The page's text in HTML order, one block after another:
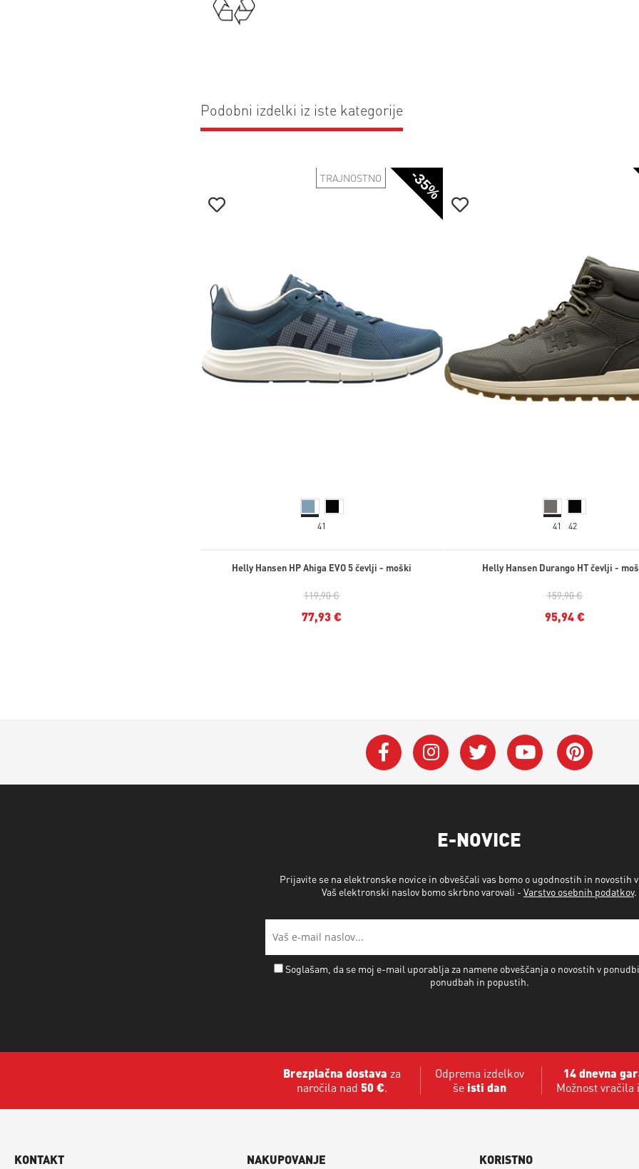
Podobni izdelki iz iste kategorije
-35%
TRAJNOSTNO
41
Helly Hansen HP Ahiga EVO 5 čevlji - moški
119,90 €
77,93 €
41 42
Helly Hansen Durango HT čevlji -
159,90 €
95,94 €
E-NOVICE
Prijavite se na elektronske novice in obveščali vas bomo o ugodnostih in novostih
Vaš elektronski naslov bomo skrbno varovali - Varstvo osebnih podatkov.
Soglašam, da se moj e-mail uporablja za namene obveščanja o novostih v
ponudbah in popustih.
Brezplačna dostava za
naročila nad 50 €.
Odprema izdelkov
še isti dan
14 dnevna
Možnost vračila
KONTAKT NAKUPOVANJE KORISTNO